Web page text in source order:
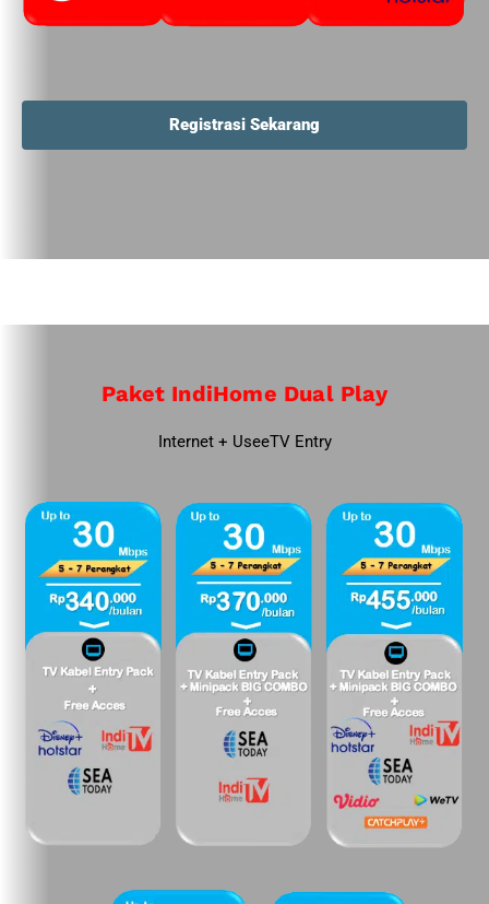
Registrasi Sekarang
Paket IndiHome Dual Play
Internet + UseeTV Entry